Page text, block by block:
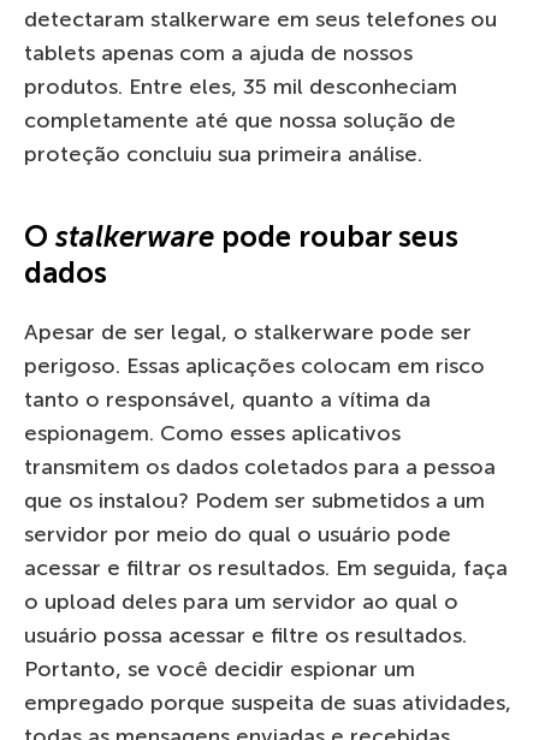
detectaram stalkerware em seus telefones ou
tablets apenas com a ajuda de nossos
produtos. Entre eles, 35 mil desconheciam
completamente até que nossa solução de
proteção concluiu sua primeira análise.
O stalkerware pode roubar seus
dados
Apesar de ser legal, o stalkerware pode ser
perigoso. Essas aplicações colocam em risco
tanto o responsável, quanto a vítima da
espionagem. Como esses aplicativos
transmitem os dados coletados para a pessoa
que os instalou? Podem ser submetidos a um
servidor por meio do qual o usuário pode
acessar e filtrar os resultados. Em seguida, faça
o upload deles para um servidor ao qual o
usuário possa acessar e filtre os resultados.
Portanto, se você decidir espionar um
empregado porque suspeita de suas atividades,